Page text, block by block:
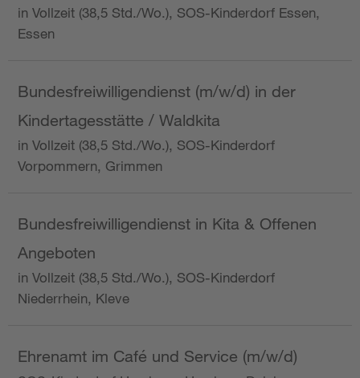
in Vollzeit (38,5 Std./Wo.), SOS-Kinderdorf Essen,
Essen
Bundesfreiwilligendienst (m/w/d) in der
Kindertagesstätte / Waldkita
in Vollzeit (38,5 Std./Wo.), SOS-Kinderdorf
Vorpommern, Grimmen
Bundesfreiwilligendienst in Kita & Offenen
Angeboten
in Vollzeit (38,5 Std./Wo.), SOS-Kinderdorf
Niederrhein, Kleve
Ehrenamt im Café und Service (m/w/d)